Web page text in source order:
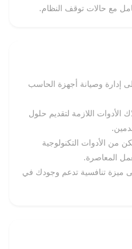
مع حالات توقف النظام.
إدارة وصيانة أجهزة الحاسب
الأدوات اللازمة لتقديم حلول
من الأدوات التكنولوجية
المعاصرة.
ميزة تنافسية تدعم وجودك في